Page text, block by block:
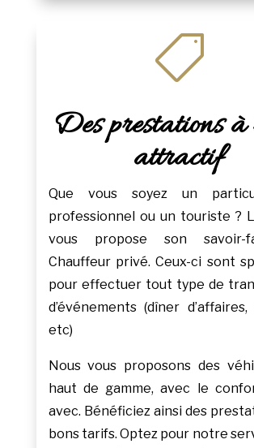

Des prestations
attractif
Que vous soyez un
professionnel ou un touriste ?
vous propose son savoir-
Chauffeur privé. Ceux-ci sont
pour effectuer tout type de
d’événements (dîner d’affaires,
etc)
Nous vous proposons des
haut de gamme, avec le
avec. Bénéficiez ainsi des
bons tarifs. Optez pour notre